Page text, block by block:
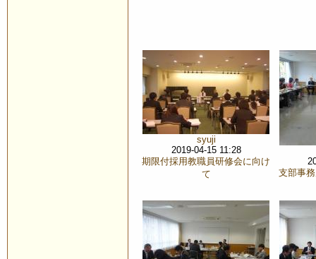
syuji
2019-04-15 11:28
期限付採用教職員研修会に向け
て
支部事